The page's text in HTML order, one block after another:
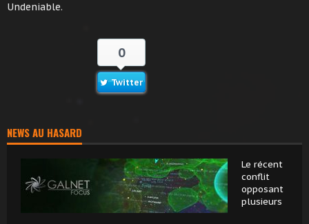
Undeniable.
0
Twitter
NEWS AU HASARD
Le récent
conflit
opposant
plusieurs